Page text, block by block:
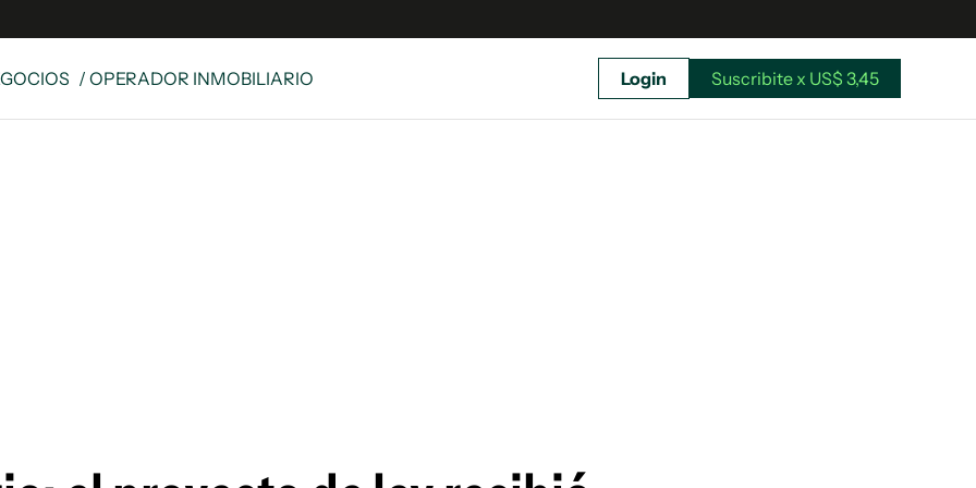
/ OPERADOR INMOBILIARIO Login Suscribite x US$ 3,45